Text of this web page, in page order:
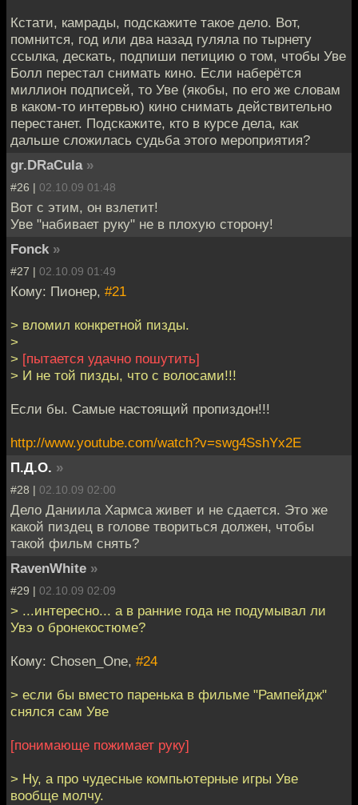
Кстати, камрады, подскажите такое дело. Вот,
помнится, год или два назад гуляла по тырнету
ссылка, дескать, подпиши петицию о том, чтобы Уве
Болл перестал снимать кино. Если наберётся
миллион подписей, то Уве (якобы, по его же словам
в каком-то интервью) кино снимать действительно
перестанет. Подскажите, кто в курсе дела, как
дальше сложилась судьба этого мероприятия?
gr.DRaCula »
#26 | 02.10.09 01:48
Вот с этим, он взлетит!
Уве "набивает руку" не в плохую сторону!
Fonck »
#27 | 02.10.09 01:49
Кому: Пионер, #21
> вломил конкретной пизды.
>
> [пытается удачно пошутить]
> И не той пизды, что с волосами!!!
Если бы. Самые настоящий пропиздон!!!
http://www.youtube.com/watch?v=swg4SshYx2E
П.Д.О. »
#28 | 02.10.09 02:00
Дело Даниила Хармса живет и не сдается. Это же
какой пиздец в голове твориться должен, чтобы
такой фильм снять?
RavenWhite »
#29 | 02.10.09 02:09
> ...интересно... а в ранние года не подумывал ли
Увэ о бронекостюме?
Кому: Chosen_One, #24
> если бы вместо паренька в фильме "Рампейдж"
снялся сам Уве
[понимающе пожимает руку]
> Ну, а про чудесные компьютерные игры Уве
вообще молчу.